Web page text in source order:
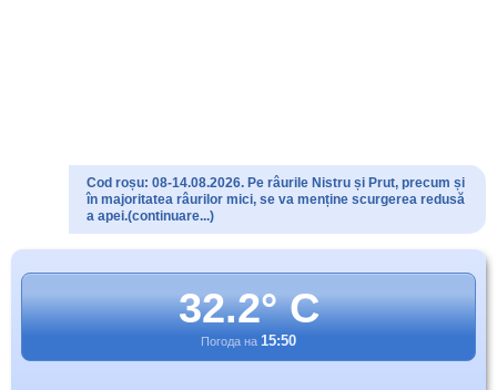
Cod roșu: 08-14.08.2026. Pe râurile Nistru și Prut, precum și
în majoritatea râurilor mici, se va menține scurgerea redusă
a apei.(continuare...)
32.2° C
Погода на 15:50